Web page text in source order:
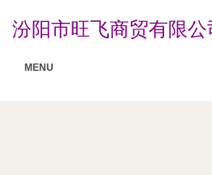
汾阳市旺飞商贸有限公
MENU